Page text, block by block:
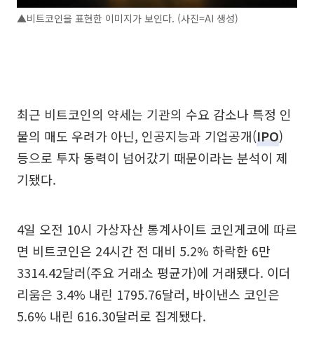
▲비트코인을 표현한 이미지가 보인다. (사진=AI 생성)
최근 비트코인의 약세는 기관의 수요 감소나 특정 인
물의 매도 우려가 아닌, 인공지능과 기업공개(IPO)
등으로 투자 동력이 넘어갔기 때문이라는 분석이 제
기됐다.
4일 오전 10시 가상자산 통계사이트 코인게코에 따르
면 비트코인은 24시간 전 대비 5.2% 하락한 6만
3314.42달러(주요 거래소 평균가)에 거래됐다. 이더
리움은 3.4% 내린 1795.76달러, 바이낸스 코인은
5.6% 내린 616.30달러로 집계됐다.